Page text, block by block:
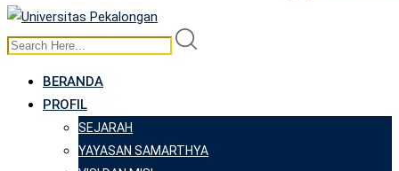
BERANDA
PROFIL
SEJARAH
YAYASAN SAMARTHYA